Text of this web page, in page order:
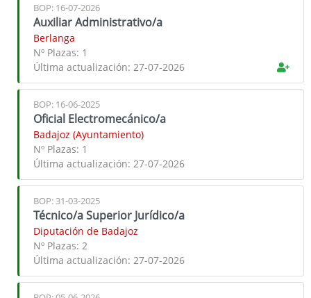
BOP: 16-07-2026
Auxiliar Administrativo/a
Berlanga
Nº Plazas: 1
Última actualización: 27-07-2026
BOP: 16-06-2025
Oficial Electromecánico/a
Badajoz (Ayuntamiento)
Nº Plazas: 1
Última actualización: 27-07-2026
BOP: 31-03-2025
Técnico/a Superior Jurídico/a
Diputación de Badajoz
Nº Plazas: 2
Última actualización: 27-07-2026